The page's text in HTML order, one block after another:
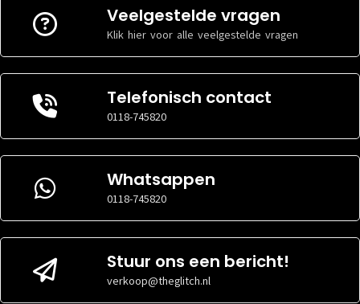
Veelgestelde vragen
Klik hier voor alle veelgestelde vragen
Telefonisch contact
0118-745820
Whatsappen
0118-745820
Stuur ons een bericht!
verkoop@theglitch.nl